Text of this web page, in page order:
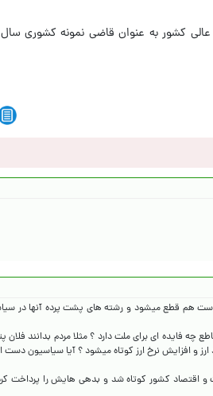
سیاست هم قطع میشود و رشته های پشت پرده آنها در
چه فایده ای برای ملت دارد ؟ مثلا مردم بدانند فلان
ارز و افزایش نرخ ارز کوتاه میشود ؟ آیا سیاسیون
کشور کوتاه شد و بدهی هایش را پرداخت کرد ،